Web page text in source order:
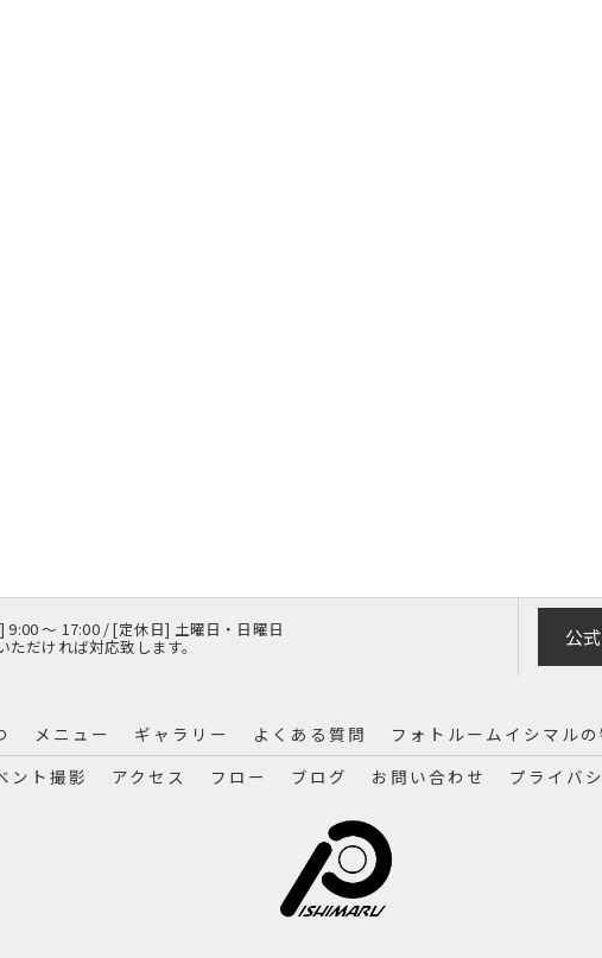
9:00 〜 17:00 / [定休日] 土曜日・日曜日
だければ対応致します。 公
メニュー ギャラリー よくある質問 フォトルームイシマル
ント撮影 アクセス フロー ブログ お問い合わせ プライバ